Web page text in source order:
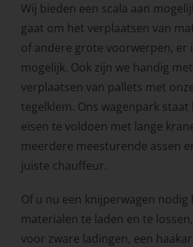
Wij bieden een scala aan
gaat om het verplaatsen van
of andere grote voorwerpen, er
mogelijk. Ook zijn we handig
verplaatsen van pallets met
tegelklem. Ons wagenpark staat
eisen te voldoen met lange
meerdere meesturende assen
juiste chauffeur.
Of u nu een knijperwagen nodig
materialen te laden en te
voor zware ladingen, een